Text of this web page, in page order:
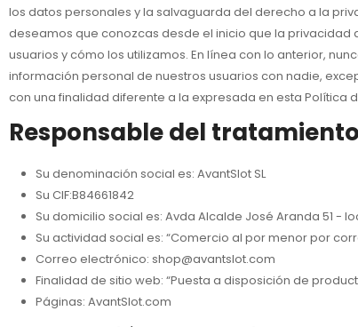
los datos personales y la salvaguarda del derecho a la
deseamos que conozcas desde el inicio que la
usuarios y cómo los utilizamos. En línea con lo anterior,
información personal de nuestros usuarios con nadie,
con una finalidad diferente a la expresada en esta Política
Responsable del
Su denominación social es: AvantSlot SL
Su CIF:B84661842
Su domicilio social es: Avda Alcalde José Aranda 51 -
Su actividad social es: “Comercio al por menor por
Correo electrónico: shop@avantslot.com
Finalidad de sitio web: “Puesta a disposición de
Páginas: AvantSlot.com